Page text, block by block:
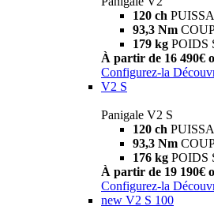
120 ch
93,3 Nm
179 kg POIDS
À partir de 16 490€
Configurez-la
V2 S
Panigale V2 S
120 ch
93,3 Nm
176 kg POIDS
À partir de 19 190€
Configurez-la
new V2 S 100